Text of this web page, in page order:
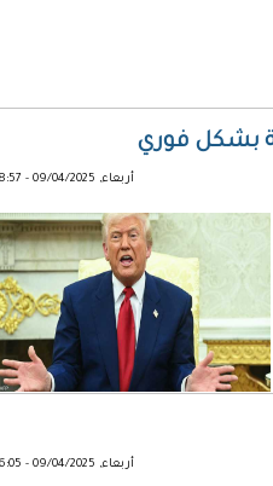
أربعاء, 09/04/2025 - 18:57
أربعاء, 09/04/2025 - 16:05